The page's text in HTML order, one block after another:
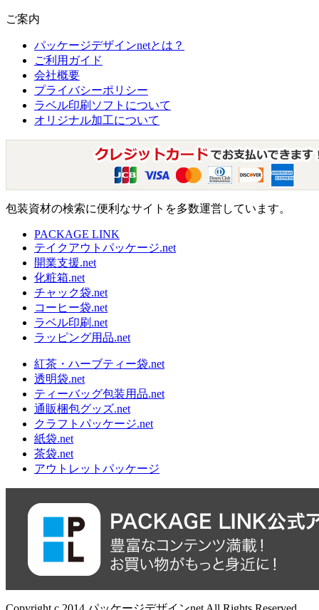
ご案内
パッケージデザインnetとは？
ご利用ガイド
会社概要
プライバシーポリシー
ラベル印刷ソフトについて
オリジナル加工について
包装資材の検索に便利なサイトを多数運営しています。
PACKAGE LINK
テイクアウトパッケージ.net
開業支援.net
化粧箱.net
チャック袋.net
コーヒー袋.net
ラベル印刷.net
ラッピング用品.net
紅茶・ハーブティー袋.net
透明袋.net
ティーバッグ包装用品.net
通販梱包グッズ.net
クラフトパッケージ.net
紙袋.net
茶袋.net
アウトレットパッケージ